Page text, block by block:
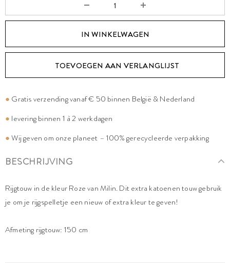
TOEVOEGEN AAN VERLANGLIJST
● Gratis verzending vanaf € 50 binnen België & Nederland
● levering binnen 1 à 2 werkdagen
●Wij geven om onze planeet – 100% gerecycleerde verpakking
BESCHRIJVING
Rijgtouw in de kleur Roze van Milin. Dit extra katoenen touw gebruik
je om je rijgspelletje een nieuw of extra kleur te geven!
Afmeting rijgtouw: 150 cm